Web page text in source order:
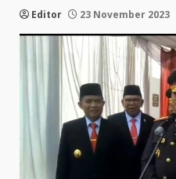
Editor 23 November 2023